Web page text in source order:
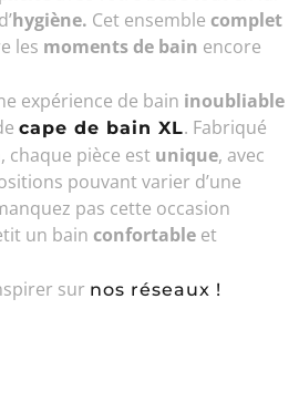
hygiène. Cet ensemble complet
les moments de bain encore
expérience de bain inoubliable
cape de bain XL. Fabriqué
, chaque pièce est unique, avec
pouvant varier d’une
pas cette occasion
un bain confortable et
sur nos réseaux !